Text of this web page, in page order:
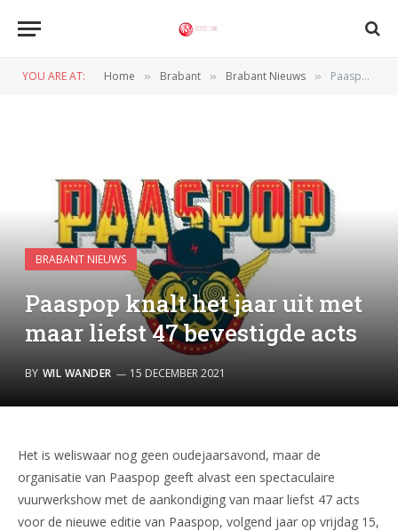
YOU ARE AT: Home » Brabant » Brabant Nieuws » Paaspop knalt het jaar uit met maar liefst 47 bevestigde acts
BRABANT NIEUWS
Paaspop knalt het jaar uit met
maar liefst 47 bevestigde acts
BY WIL WANDER 15 DECEMBER 2021
Het is weliswaar nog geen oudejaarsavond, maar de
organisatie van Paaspop geeft alvast een spectaculaire
vuurwerkshow met de aankondiging van maar liefst 47 acts
voor de nieuwe editie van Paaspop, volgend jaar op vrijdag 15,